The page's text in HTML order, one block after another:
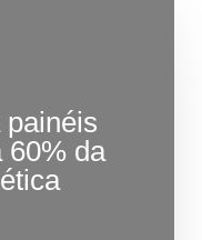
60% da